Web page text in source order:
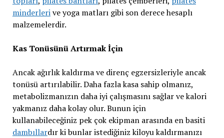
minderlerive yoga matları gibi son derece hesaplı
malzemelerdir.
Kas Tonüsünü Artırmak İçin
Ancak ağırlık kaldırma ve direnç egzersizleriyle ancak
tonüsü artırılabilir. Daha fazla kasa sahip olmanız,
metabolizmanızın daha iyi çalışmasını sağlar ve kalori
yakmanız daha kolay olur. Bunun için
kullanabileceğiniz pek çok ekipman arasında en basiti
dambıllardır ki bunlar istediğiniz kiloyu kaldırmanızı